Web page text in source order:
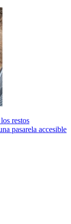
restos
pasarela accesible